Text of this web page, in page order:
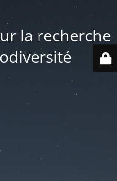
la recherche